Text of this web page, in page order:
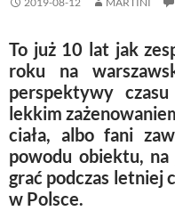
To już 10 lat jak
roku na
perspektywy
lekkim
ciała, albo fani
powodu obiektu, na
grać podczas letniej
w Polsce.